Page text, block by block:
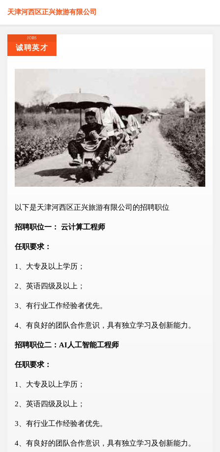
天津河西区正兴旅游有限公司
JOBS
诚聘英才
以下是天津河西区正兴旅游有限公司的招聘职位
招聘职位一： 云计算工程师
任职要求：
1、大专及以上学历；
2、英语四级及以上；
3、有行业工作经验者优先。
4、有良好的团队合作意识，具有独立学习及创新能力。
招聘职位二：AI人工智能工程师
任职要求：
1、大专及以上学历；
2、英语四级及以上；
3、有行业工作经验者优先。
4、有良好的团队合作意识，具有独立学习及创新能力。